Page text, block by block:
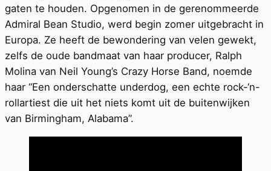
gaten te houden. Opgenomen in de gerenommeerde
Admiral Bean Studio, werd begin zomer uitgebracht in
Europa. Ze heeft de bewondering van velen gewekt,
zelfs de oude bandmaat van haar producer, Ralph
Molina van Neil Young’s Crazy Horse Band, noemde
haar “Een onderschatte underdog, een echte rock-‘n-
rollartiest die uit het niets komt uit de buitenwijken
van Birmingham, Alabama”.